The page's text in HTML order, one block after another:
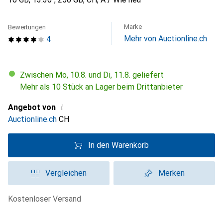
4
Bewertungen Marke
Mehr von Auctionline.ch
Zwischen Mo, 10.8. und Di, 11.8. geliefert
Mehr als 10 Stück an Lager beim Drittanbieter
Angebot von i
Auctionline.ch CH
In den Warenkorb
Vergleichen Merken
kostenloser Versand